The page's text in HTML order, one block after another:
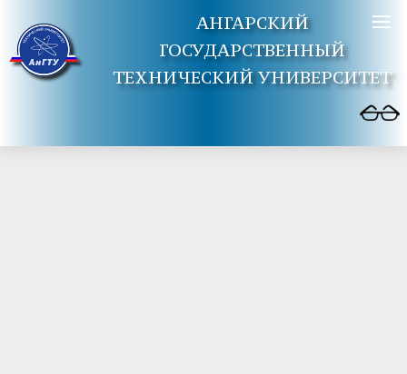
АНГАРСКИЙ
ГОСУДАРСТВЕННЫЙ
ТЕХНИЧЕСКИЙ УНИВЕРСИТЕТ